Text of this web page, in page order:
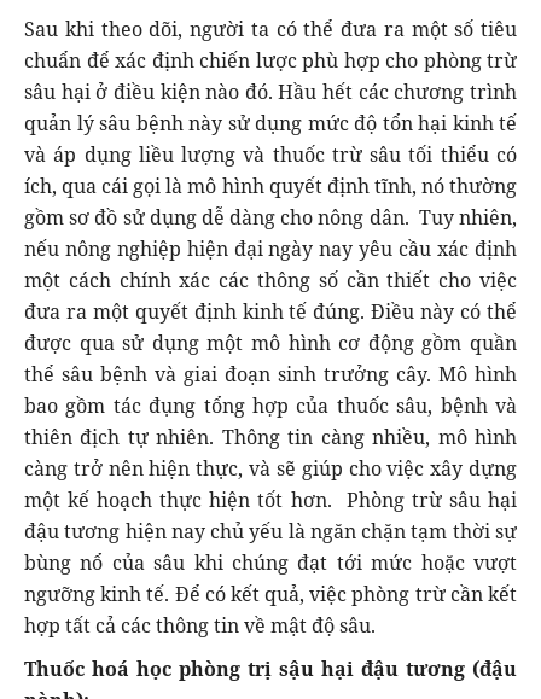
Sau khi theo dõi, người ta có thể đưa ra một số tiêu
chuẩn để xác định chiến lược phù hợp cho phòng trừ
sâu hại ở điều kiện nào đó. Hầu hết các chương trình
quản lý sâu bệnh này sử dụng mức độ tổn hại kinh tế
và áp dụng liều lượng và thuốc trừ sâu tối thiểu có
ích, qua cái gọi là mô hình quyết định tĩnh, nó thường
gồm sơ đồ sử dụng dễ dàng cho nông dân. Tuy nhiên,
nếu nông nghiệp hiện đại ngày nay yêu cầu xác định
một cách chính xác các thông số cần thiết cho việc
đưa ra một quyết định kinh tế đúng. Điều này có thể
được qua sử dụng một mô hình cơ động gồm quần
thể sâu bệnh và giai đoạn sinh trưởng cây. Mô hình
bao gồm tác đụng tổng hợp của thuốc sâu, bệnh và
thiên địch tự nhiên. Thông tin càng nhiều, mô hình
càng trở nên hiện thực, và sẽ giúp cho việc xây dựng
một kế hoạch thực hiện tốt hơn. Phòng trừ sâu hại
đậu tương hiện nay chủ yếu là ngăn chặn tạm thời sự
bùng nổ của sâu khi chúng đạt tới mức hoặc vượt
ngưỡng kinh tế. Để có kết quả, việc phòng trừ cần kết
hợp tất cả các thông tin về mật độ sâu.
Thuốc hoá học phòng trị sậu hại đậu tương (đậu